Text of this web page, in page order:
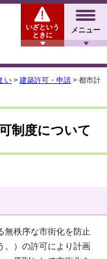
メニュー
いざという
ときに
い > 建築許可・申請 > 都市計
制度について
無秩序な市街化を防止
。）の許可により計画